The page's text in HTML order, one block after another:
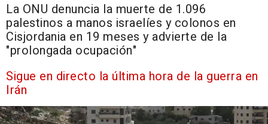
La ONU denuncia la muerte de 1.096
palestinos a manos israelíes y colonos en
Cisjordania en 19 meses y advierte de la
"prolongada ocupación"
Sigue en directo la última hora de la guerra en
Irán